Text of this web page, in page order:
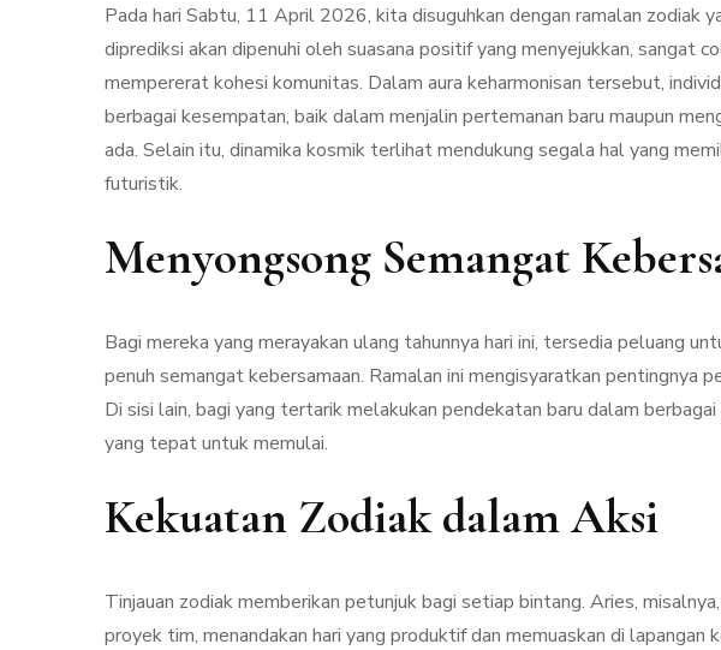
Pada hari Sabtu, 11 April 2026, kita disuguhkan dengan ramalan zodiak
diprediksi akan dipenuhi oleh suasana positif yang menyejukkan, sangat
mempererat kohesi komunitas. Dalam aura keharmonisan tersebut,
berbagai kesempatan, baik dalam menjalin pertemanan baru maupun
ada. Selain itu, dinamika kosmik terlihat mendukung segala hal yang
futuristik.
Menyongsong Semangat
Bagi mereka yang merayakan ulang tahunnya hari ini, tersedia peluang
penuh semangat kebersamaan. Ramalan ini mengisyaratkan pentingnya
Di sisi lain, bagi yang tertarik melakukan pendekatan baru dalam
yang tepat untuk memulai.
Kekuatan Zodiak dalam Aksi
Tinjauan zodiak memberikan petunjuk bagi setiap bintang. Aries,
proyek tim, menandakan hari yang produktif dan memuaskan di lapangan